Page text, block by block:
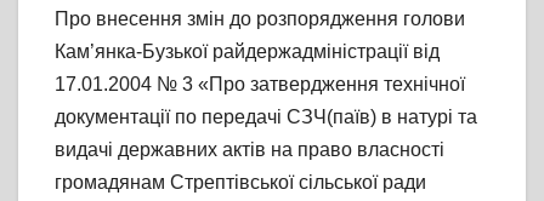
Про внесення змін до розпорядження голови
Кам’янка-Бузької райдержадміністрації від
17.01.2004 № 3 «Про затвердження технічної
документації по передачі СЗЧ(паїв) в натурі та
видачі державних актів на право власності
громадянам Стрептівської сільської ради